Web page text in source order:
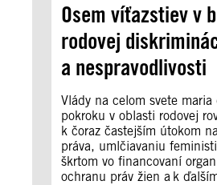
Osem víťazstiev v
rodovej
a nespravodlivosti
Vlády na celom svete maria
pokroku v oblasti rodovej
k čoraz častejším útokom
práva, umlčiavaniu
škrtom vo financovaní
ochranu práv žien a k